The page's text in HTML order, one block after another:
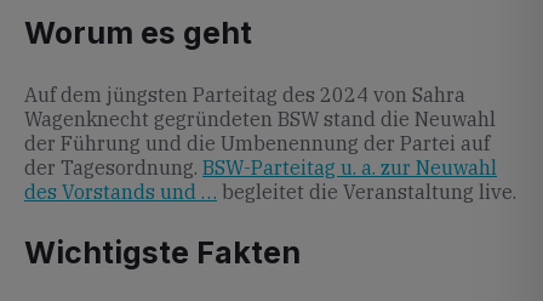
Worum es geht
Auf dem jüngsten Parteitag des 2024 von Sahra
Wagenknecht gegründeten BSW stand die Neuwahl
der Führung und die Umbenennung der Partei auf
der Tagesordnung. BSW-Parteitag u. a. zur Neuwahl
des Vorstands und … begleitet die Veranstaltung live.
Wichtigste Fakten